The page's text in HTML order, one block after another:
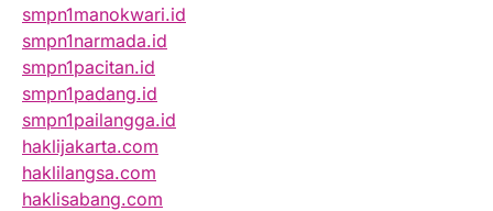
smpn1manokwari.id
smpn1narmada.id
smpn1pacitan.id
smpn1padang.id
smpn1pailangga.id
haklijakarta.com
haklilangsa.com
haklisabang.com